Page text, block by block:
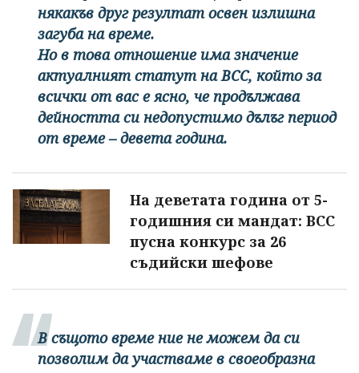
някакъв друг резултат освен излишна
загуба на време.
Но в това отношение има значение
актуалният статут на ВСС, който за
всички от вас е ясно, че продължава
дейността си недопустимо дълъг период
от време – девета година.
На деветата година от 5-
годишния си мандат: ВСС
пусна конкурс за 26
съдийски шефове
В същото време ние не можем да си
позволим да участваме в своеобразна